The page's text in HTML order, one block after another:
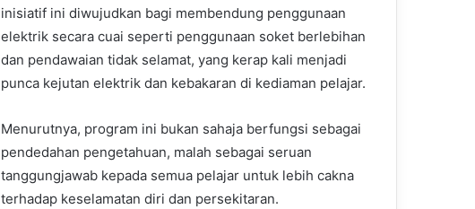
inisiatif ini diwujudkan bagi membendung penggunaan
elektrik secara cuai seperti penggunaan soket berlebihan
dan pendawaian tidak selamat, yang kerap kali menjadi
punca kejutan elektrik dan kebakaran di kediaman pelajar.
Menurutnya, program ini bukan sahaja berfungsi sebagai
pendedahan pengetahuan, malah sebagai seruan
tanggungjawab kepada semua pelajar untuk lebih cakna
terhadap keselamatan diri dan persekitaran.